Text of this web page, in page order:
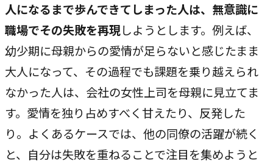
行動指針
実践する行動基準
存在意義
→
カルチャー
変化を楽しむ組織風土
人になるまで歩んできてしまった人は、無意識に
職場でその失敗を再現しようとします。例えば、
幼少期に母親からの愛情が足らないと感じたまま
大人になって、その過程でも課題を乗り越えられ
なかった人は、会社の女性上司を母親に見立てま
す。愛情を独り占めすべく甘えたり、反発した
り。よくあるケースでは、他の同僚の活躍が続く
と、自分は失敗を重ねることで注目を集めようと